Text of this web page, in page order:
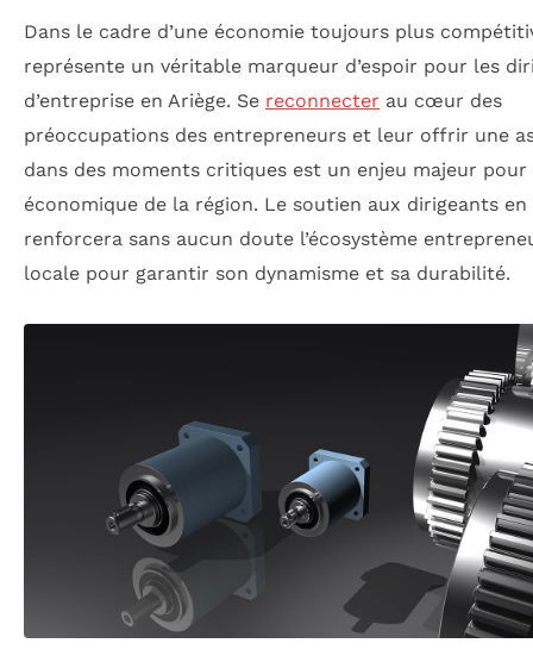
Dans le cadre d’une économie toujours plus
représente un véritable marqueur d’espoir pour les
d’entreprise en Ariège. Se reconnecter au cœur des
préoccupations des entrepreneurs et leur offrir une
dans des moments critiques est un enjeu majeur pour
économique de la région. Le soutien aux dirigeants
renforcera sans aucun doute l’écosystème
locale pour garantir son dynamisme et sa durabilité.